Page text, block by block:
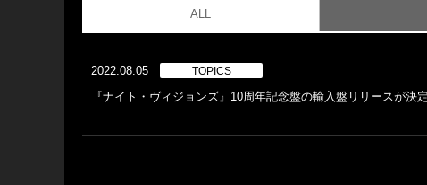
ALL
2022.08.05 TOPICS
『ナイト・ヴィジョンズ』10周年記念盤の輸入盤リリースが決定